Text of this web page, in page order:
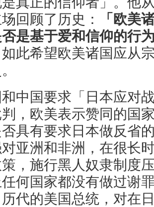
回顾了历史：
「欧美
是基于爱和信仰的行
如此希望欧美诸国应从
中国要求「日本应对
，欧美表示赞同的国
具有要求日本做反省
亚洲和非洲，在很长
，施行黑人奴隶制度
何国家都没有做过谢
代的美国总统，对在